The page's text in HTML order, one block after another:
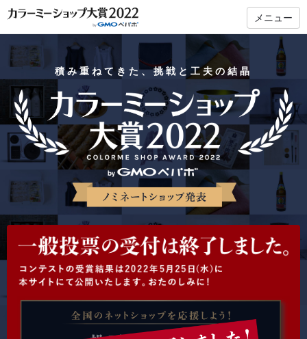
メニュー
積み重ねてきた、挑戦と工夫の結晶